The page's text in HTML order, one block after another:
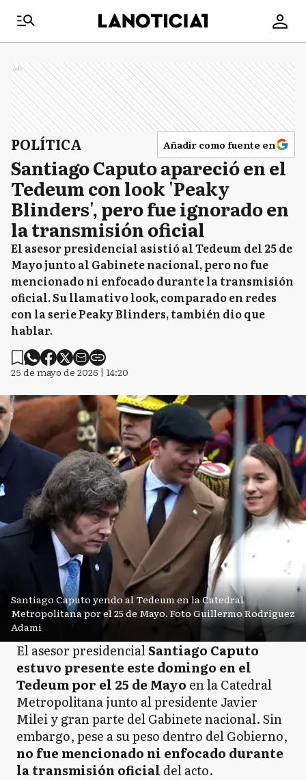
Ads
POLÍTICA Añadir como fuente en
Santiago Caputo apareció en el
Tedeum con look 'Peaky
Blinders', pero fue ignorado en
la transmisión oficial
El asesor presidencial asistió al Tedeum del 25 de
Mayo junto al Gabinete nacional, pero no fue
mencionado ni enfocado durante la transmisión
oficial. Su llamativo look, comparado en redes
con la serie Peaky Blinders, también dio que
hablar.
25 de mayo de 2026 | 14:20
Santiago Caputo yendo al Tedeum en la Catedral
Metropolitana por el 25 de Mayo. Foto Guillermo Rodriguez
Adami
El asesor presidencialSantiago Caputo
estuvo presente este domingo en el
Tedeum por el 25 de Mayo en la Catedral
Metropolitana junto al presidente Javier
Milei y gran parte del Gabinete nacional. Sin
embargo, pese a su peso dentro del Gobierno,
no fue mencionado ni enfocado durante
la transmisión oficial del acto.